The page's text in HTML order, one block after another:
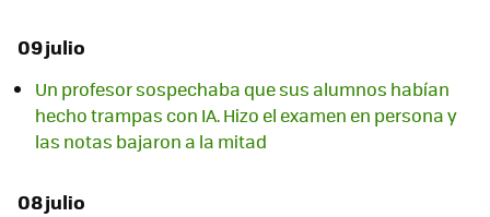
09 julio
Un profesor sospechaba que sus alumnos habían
hecho trampas con IA. Hizo el examen en persona y
las notas bajaron a la mitad
08 julio